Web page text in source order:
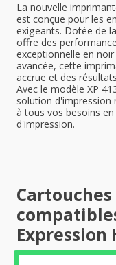
La nouvelle
est conçue pour les
exigeants. Dotée de
offre des
exceptionnelle en
avancée, cette
accrue et des
Avec le modèle XP
solution
à tous vos besoins
d'impression.
Expression